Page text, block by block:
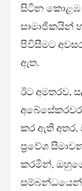
සිටින කොළඹ
සාමාජිකයින්
පිවිසීමට
ඇත.
ඊට අමතරව,
කර ඇති අතර,
ප්‍රවේශ
කරමින්,
සම්බන්ධයෙන්